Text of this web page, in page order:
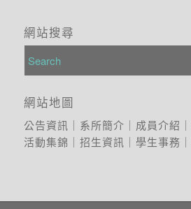
網站搜尋
網站地圖
公告資訊 系所簡介 成員介紹
活動集錦
招生資訊 學生事務